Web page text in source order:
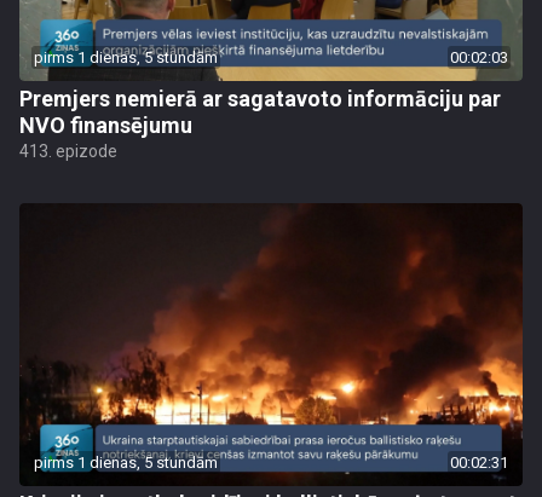
pirms 1 dienas, 5 stundām 00:02:03
Premjers nemierā ar sagatavoto informāciju par
NVO finansējumu
413. epizode
pirms 1 dienas, 5 stundām 00:02:31